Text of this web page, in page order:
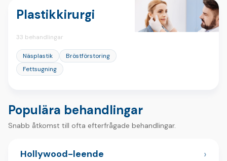
Plastikkirurgi
33 behandlingar
Näsplastik
Bröstförstoring
Fettsugning
Populära behandlingar
Snabb åtkomst till ofta efterfrågade behandlingar.
Hollywood-leende ›